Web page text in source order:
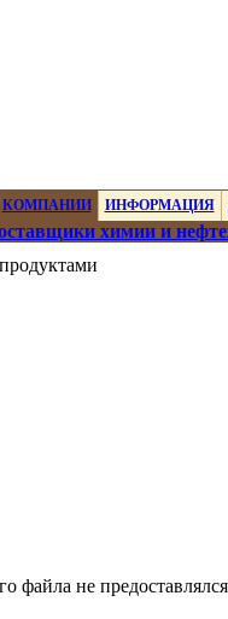
КОМПАНИИ ИНФОРМАЦИЯ
химии и
файла не